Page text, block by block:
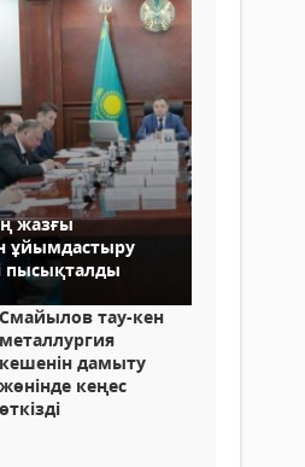
жазғы
ұйымдастыру
пысықталды
Смайылов тау-кен
металлургия
кешенін дамыту
жөнінде кеңес
өткізді